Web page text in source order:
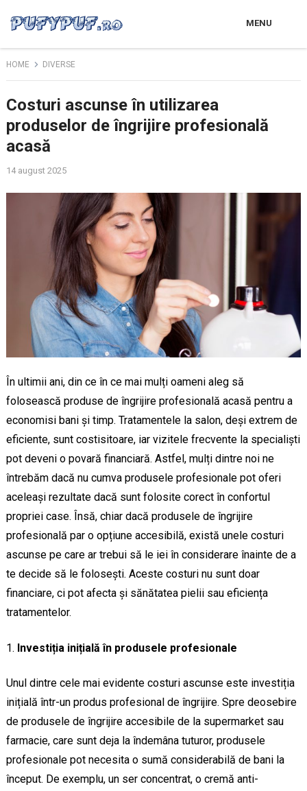
MENU
HOME DIVERSE
Costuri ascunse în utilizarea
produselor de îngrijire profesională
acasă
14 august 2025
În ultimii ani, din ce în ce mai mulți oameni aleg să
folosească produse de îngrijire profesională acasă pentru a
economisi bani și timp. Tratamentele la salon, deși extrem de
eficiente, sunt costisitoare, iar vizitele frecvente la specialiști
pot deveni o povară financiară. Astfel, mulți dintre noi ne
întrebăm dacă nu cumva produsele profesionale pot oferi
aceleași rezultate dacă sunt folosite corect în confortul
propriei case. Însă, chiar dacă produsele de îngrijire
profesională par o opțiune accesibilă, există unele costuri
ascunse pe care ar trebui să le iei în considerare înainte de a
te decide să le folosești. Aceste costuri nu sunt doar
financiare, ci pot afecta și sănătatea pielii sau eficiența
tratamentelor.
Investiția inițială în produsele profesionale
Unul dintre cele mai evidente costuri ascunse este investiția
inițială într-un produs profesional de îngrijire. Spre deosebire
de produsele de îngrijire accesibile de la supermarket sau
farmacie, care sunt deja la îndemâna tuturor, produsele
profesionale pot necesita o sumă considerabilă de bani la
început. De exemplu, un ser concentrat, o cremă anti-